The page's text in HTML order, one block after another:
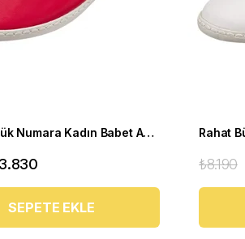
Rahat Büyük Numara Kadın Babet Ayakkabı PR 4411 Kırmızı
SEPETE EKLE
₺8.190